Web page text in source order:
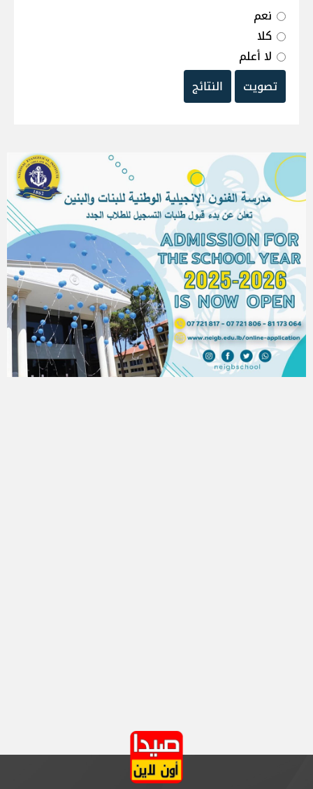
نعم
كلا
لا أعلم
تصويت
النتائج